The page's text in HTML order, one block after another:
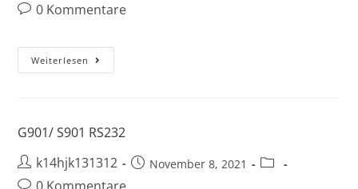
0 Kommentare
Weiterlesen
G901/ S901 RS232
k14hjk131312
November 8, 2021